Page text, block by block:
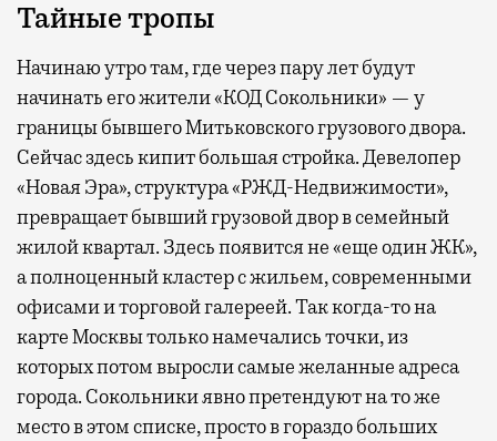
Тайные тропы
Начинаю утро там, где через пару лет будут
начинать его жители «КОД Сокольники» — у
границы бывшего Митьковского грузового двора.
Сейчас здесь кипит большая стройка. Девелопер
«Новая Эра», структура «РЖД-Недвижимости»,
превращает бывший грузовой двор в семейный
жилой квартал. Здесь появится не «еще один ЖК»,
а полноценный кластер с жильем, современными
офисами и торговой галереей. Так когда-то на
карте Москвы только намечались точки, из
которых потом выросли самые желанные адреса
города. Сокольники явно претендуют на то же
место в этом списке, просто в гораздо больших